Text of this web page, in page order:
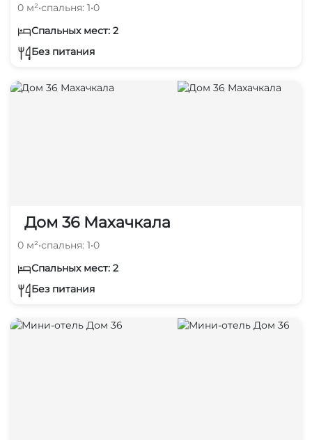
0 м²•спальня: 1•0
Спальных мест: 2
Без питания
Дом 36 Махачкала
0 м²•спальня: 1•0
Спальных мест: 2
Без питания